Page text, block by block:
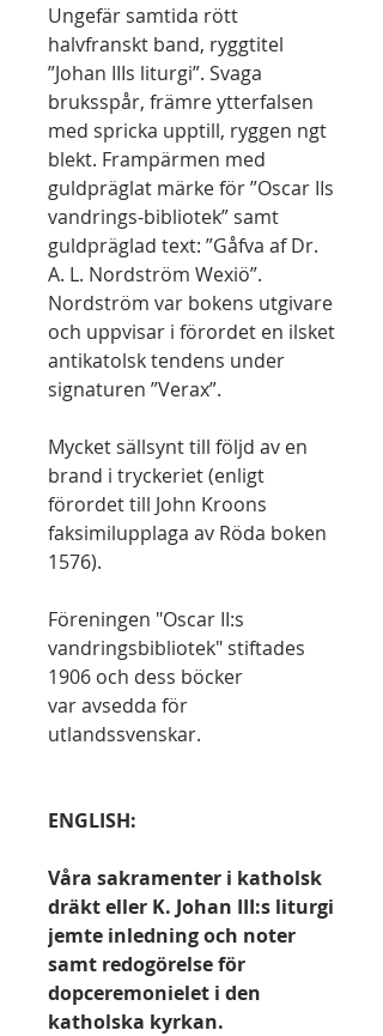
Ungefär samtida rött
halvfranskt band, ryggtitel
”Johan IIIs liturgi”. Svaga
bruksspår, främre ytterfalsen
med spricka upptill, ryggen ngt
blekt. Frampärmen med
guldpräglat märke för ”Oscar IIs
vandrings-bibliotek” samt
guldpräglad text: ”Gåfva af Dr.
A. L. Nordström Wexiö”.
Nordström var bokens utgivare
och uppvisar i förordet en ilsket
antikatolsk tendens under
signaturen ”Verax”.
Mycket sällsynt till följd av en
brand i tryckeriet (enligt
förordet till John Kroons
faksimilupplaga av Röda boken
1576).
Föreningen "Oscar II:s
vandringsbibliotek" stiftades
1906 och dess böcker
var avsedda för
utlandssvenskar.
ENGLISH:
Våra sakramenter i katholsk
dräkt eller K. Johan III:s liturgi
jemte inledning och noter
samt redogörelse för
dopceremonielet i den
katholska kyrkan.